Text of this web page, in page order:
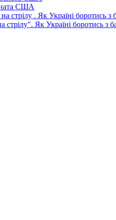
США
Як Україні боротись з